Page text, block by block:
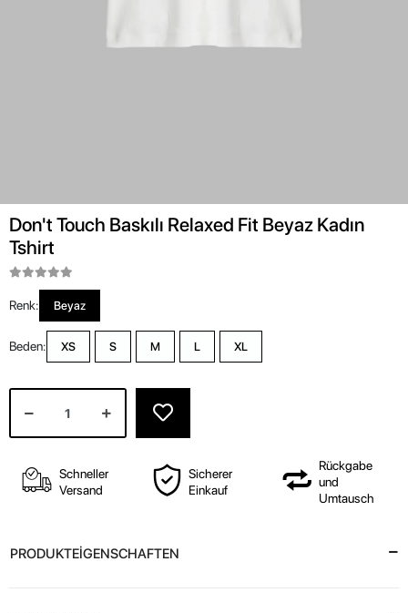
Don't Touch Baskılı Relaxed Fit Beyaz Kadın
Tshirt
Renk: Beyaz
Beden: XS S M L XL
Schneller
Versand
Sicherer
Einkauf
Rückgabe
und
Umtausch
PRODUKTEİGENSCHAFTEN